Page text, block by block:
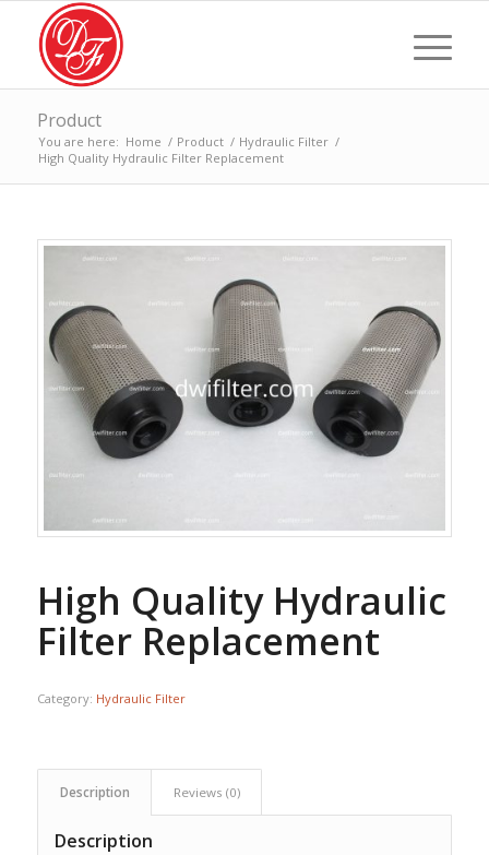
Product
You are here: Home / Product / Hydraulic Filter /
High Quality Hydraulic Filter Replacement
High Quality Hydraulic
Filter Replacement
Category: Hydraulic Filter
Description Reviews (0)
Description